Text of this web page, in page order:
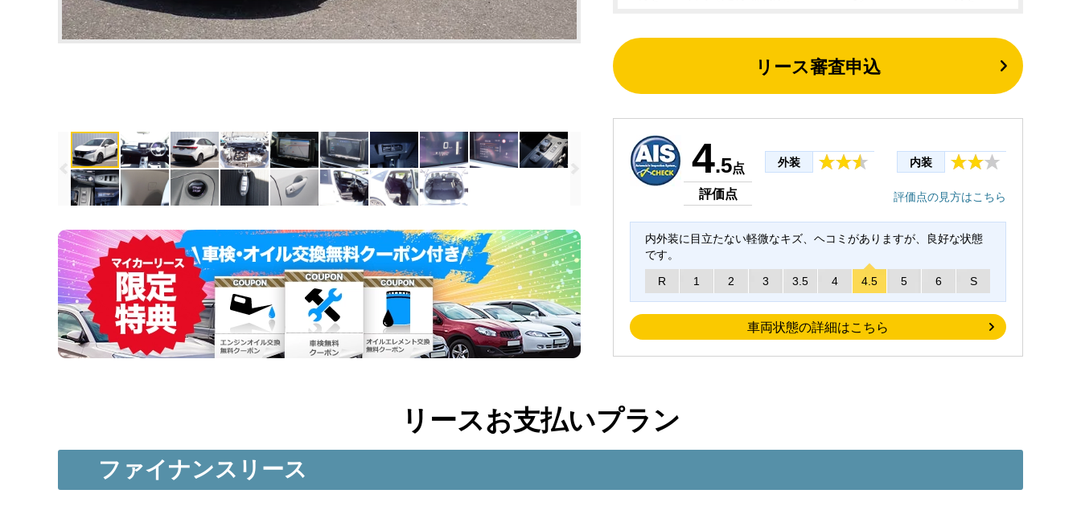
リース審査申込
4.5点
評価点
外装 内装
評価点の見方はこちら
内外装に目立たない軽微なキズ、ヘコミがありますが、良好な状態
です。
R 1 2 3 3.5 4 4.5 5 6 S
車両状態の詳細はこちら
リースお支払いプラン
ファイナンスリース